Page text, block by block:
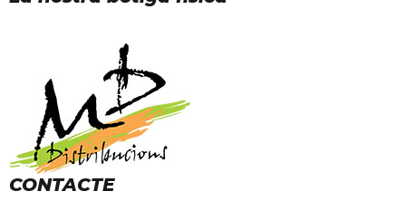
CONTACTE